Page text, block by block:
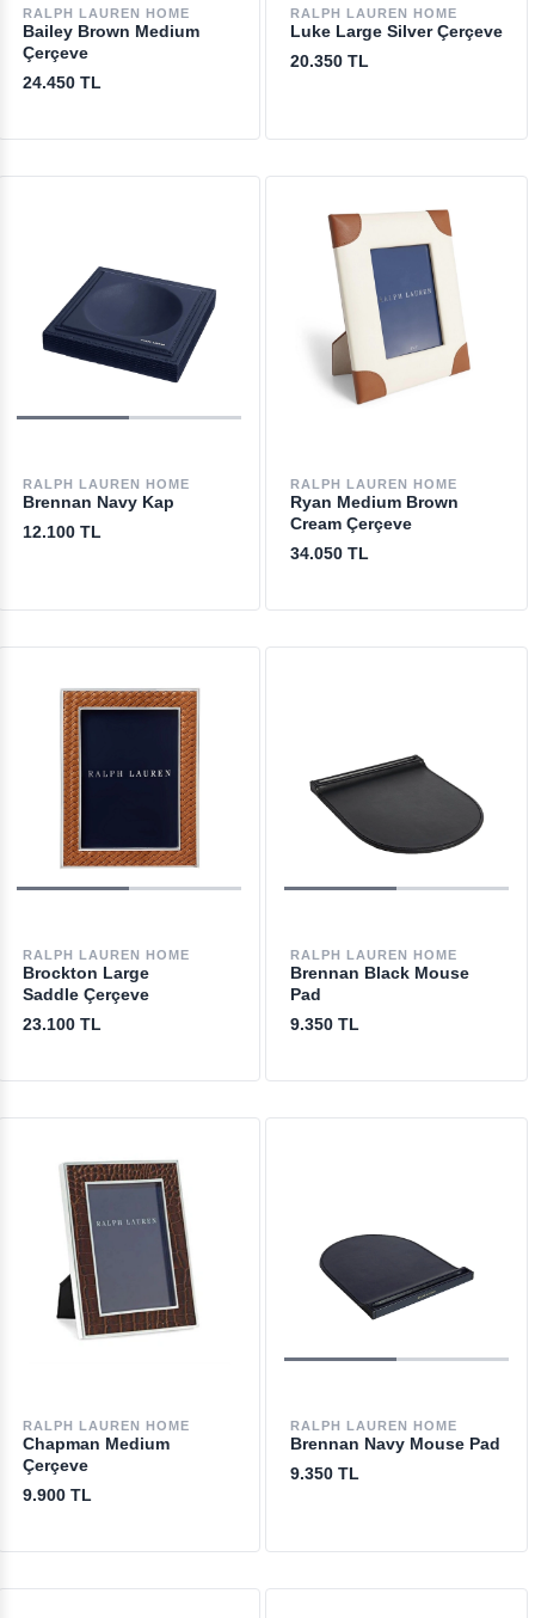
RALPH LAUREN HOME
Bailey Brown Medium
Çerçeve
24.450 TL
RALPH LAUREN HOME
Luke Large Silver Çerçeve
20.350 TL
RALPH LAUREN HOME
Brennan Navy Kap
12.100 TL
RALPH LAUREN HOME
Ryan Medium Brown
Cream Çerçeve
34.050 TL
RALPH LAUREN HOME
Brockton Large
Saddle Çerçeve
23.100 TL
RALPH LAUREN HOME
Brennan Black Mouse
Pad
9.350 TL
RALPH LAUREN HOME
Chapman Medium
Çerçeve
9.900 TL
RALPH LAUREN HOME
Brennan Navy Mouse Pad
9.350 TL